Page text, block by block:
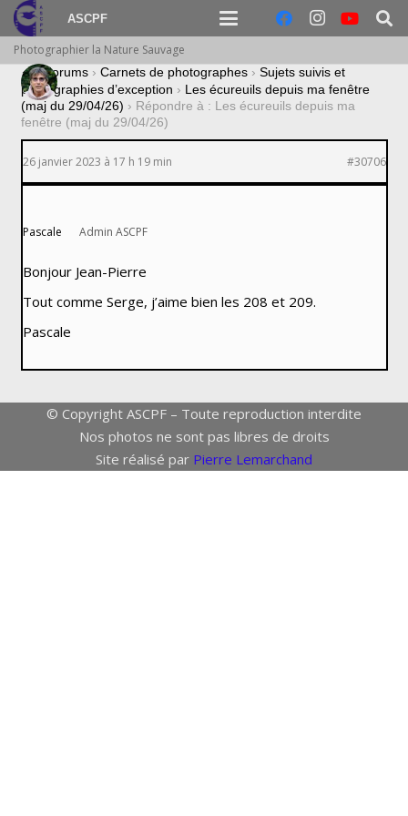
ASCPF
Photographier la Nature Sauvage
› Forums › Carnets de photographes › Sujets suivis et
photographies d’exception › Les écureuils depuis ma fenêtre
(maj du 29/04/26) › Répondre à : Les écureuils depuis ma
fenêtre (maj du 29/04/26)
26 janvier 2023 à 17 h 19 min #30706
Pascale Admin ASCPF
Bonjour Jean-Pierre
Tout comme Serge, j’aime bien les 208 et 209.
Pascale
© Copyright ASCPF – Toute reproduction interdite
Nos photos ne sont pas libres de droits
Site réalisé par Pierre Lemarchand